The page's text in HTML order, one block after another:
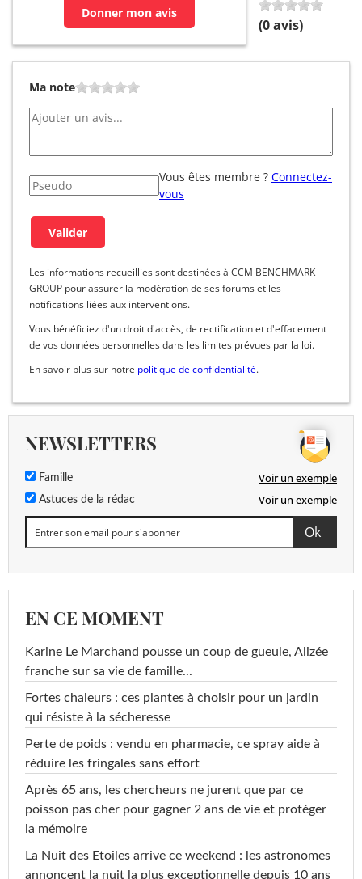
Donner mon avis
(0avis)
Ma note
Vous êtes membre ? Connectez-
vous
Les informations recueillies sont destinées à CCM BENCHMARK
GROUP pour assurer la modération de ses forums et les
notifications liées aux interventions.
Vous bénéficiez d'un droit d'accès, de rectification et d'effacement
de vos données personnelles dans les limites prévues par la loi.
En savoir plus sur notre politique de confidentialité.
NEWSLETTERS
Famille Voir un exemple
Astuces de la rédac Voir un exemple
EN CE MOMENT
Karine Le Marchand pousse un coup de gueule, Alizée
franche sur sa vie de famille...
Fortes chaleurs : ces plantes à choisir pour un jardin
qui résiste à la sécheresse
Perte de poids : vendu en pharmacie, ce spray aide à
réduire les fringales sans effort
Après 65 ans, les chercheurs ne jurent que par ce
poisson pas cher pour gagner 2 ans de vie et protéger
la mémoire
La Nuit des Etoiles arrive ce weekend : les astronomes
annoncent la nuit la plus exceptionnelle depuis 10 ans